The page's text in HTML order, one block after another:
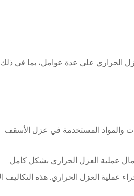
الحراري على عدة عوامل، بما في
والمواد المستخدمة في عزل الأسقف
عملية العزل الحراري بشكل كامل.
عملية العزل الحراري. هذه التكاليف